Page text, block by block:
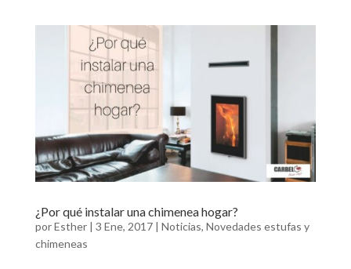
e
b
o
o
k
itt
er
ai
l
ke at
p
p
m
ar
ti
r
¿Por qué instalar una chimenea hogar?
porEsther| 3 Ene, 2017| Noticias, Novedades estufas y
chimeneas